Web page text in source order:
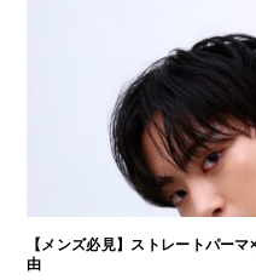
【メンズ必見】ストレートパー
由